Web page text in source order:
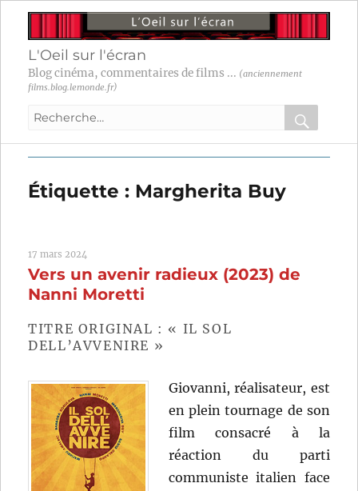
L'Oeil sur l'écran
Blog cinéma, commentaires de films ... (anciennement
films.blog.lemonde.fr)
Recherche
:
OK
Étiquette : Margherita Buy
17 mars 2024
Vers un avenir radieux (2023) de
Nanni Moretti
TITRE ORIGINAL : « IL SOL
DELL’AVVENIRE »
Giovanni, réalisateur, est
en plein tournage de son
film consacré à la
réaction du parti
communiste italien face